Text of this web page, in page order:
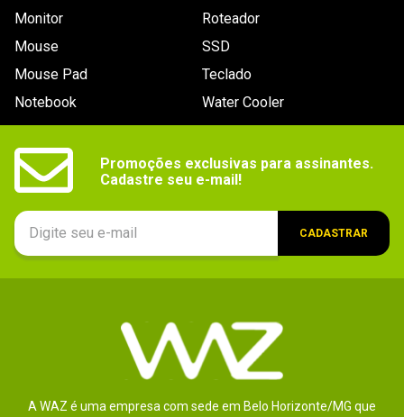
Monitor
Mouse
Mouse Pad
Notebook
Roteador
SSD
Teclado
Water Cooler
Promoções exclusivas para assinantes.
Cadastre seu e-mail!
CADASTRAR
A WAZ é uma empresa com sede em Belo Horizonte/MG que